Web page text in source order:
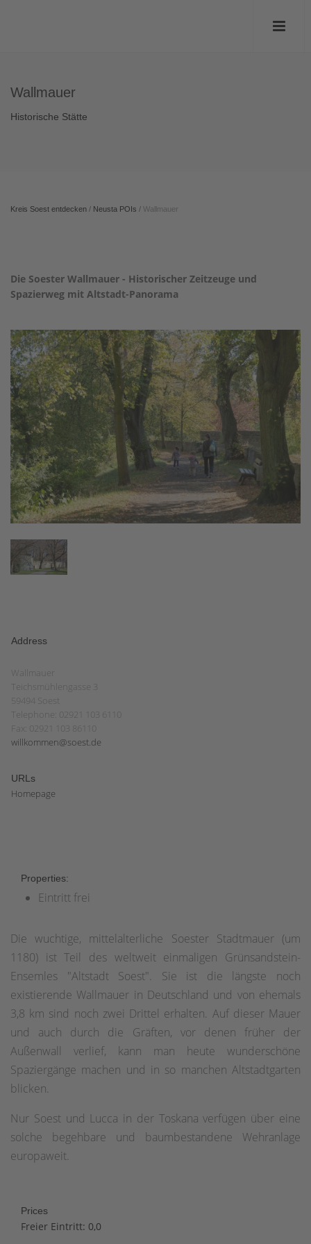
Wallmauer
Historische Stätte
Kreis Soest entdecken / Neusta POIs / Wallmauer
Die Soester Wallmauer - Historischer Zeitzeuge und
Spazierweg mit Altstadt-Panorama
Address
Wallmauer
Teichsmühlengasse 3
59494 Soest
Telephone: 02921 103 6110
Fax: 02921 103 86110
willkommen@soest.de
URLs
Homepage
Properties:
Eintritt frei
Die wuchtige, mittelalterliche Soester Stadtmauer (um
1180) ist Teil des weltweit einmaligen Grünsandstein-
Ensemles "Altstadt Soest". Sie ist die längste noch
existierende Wallmauer in Deutschland und von ehemals
3,8 km sind noch zwei Drittel erhalten. Auf dieser Mauer
und auch durch die Gräften, vor denen früher der
Außenwall verlief, kann man heute wunderschöne
Spaziergänge machen und in so manchen Altstadtgarten
blicken.
Nur Soest und Lucca in der Toskana verfügen über eine
solche begehbare und baumbestandene Wehranlage
europaweit.
Prices
Freier Eintritt: 0,0